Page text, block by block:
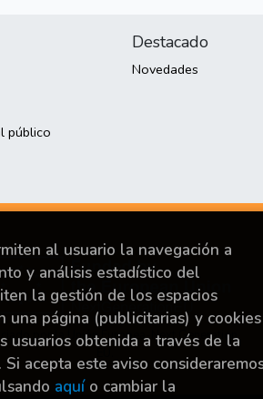
público
Destacado
Novedades
por la Unión Europea-Next Generation
al usuario la navegación a
y análisis estadístico del
la gestión de los espacios
página (publicitarias) y cookies
usuarios obtenida a través de la
acepta este aviso
aquío cambiar la